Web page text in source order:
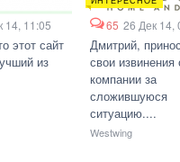
14, 11:05
этот сайт
из
65 26 Дек 14,
Дмитрий,
свои извинения
компании за
сложившуюся
ситуацию....
Westwing